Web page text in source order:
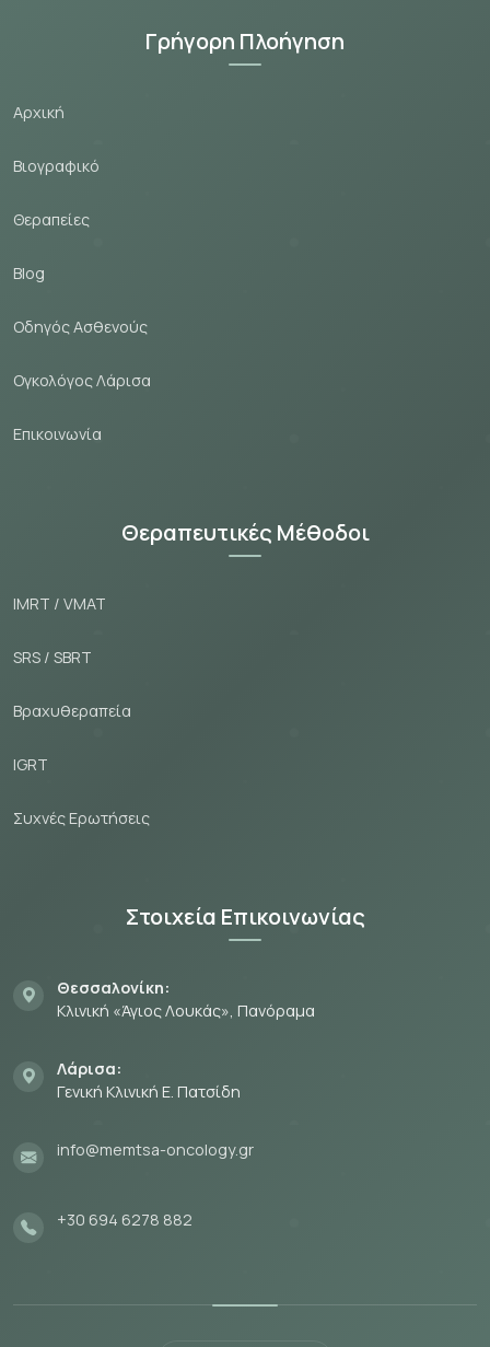
Γρήγορη Πλοήγηση
Αρχική
Βιογραφικό
Θεραпείες
Blog
Οδηγός Ασθενούς
Ογκολόγος Λάρισα
Εпικοινωνία
Θεραπευτικές Μέθοδοι
IMRT / VMAT
SRS / SBRT
Βραχυθεραπεία
IGRT
Συχνές Ερωτήσεις
Στοιχεία Επικοινωνίας
Θεσσαλονίκη:
Κλινική «Άγιος Λουκάς», Πανόραμα
Λάρισα:
Γενική Κλινική Ε. Πατσίδη
info@memtsa-oncology.gr
+30 694 6278 882